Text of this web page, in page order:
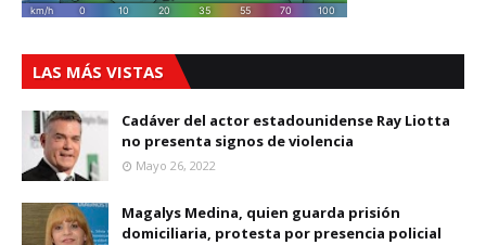
LAS MÁS VISTAS
Cadáver del actor estadounidense Ray Liotta
no presenta signos de violencia
Mayo 26, 2022
Magalys Medina, quien guarda prisión
domiciliaria, protesta por presencia policial